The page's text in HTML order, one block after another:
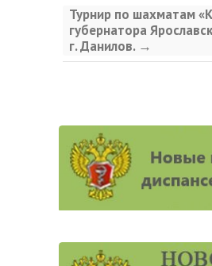
Турнир по шахматам
губернатора
г. Данилов. →